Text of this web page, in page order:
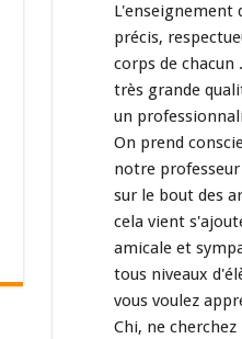
L'enseignement
précis,
corps de chacun
très grande
un
On prend
notre
sur le bout des
cela vient
amicale et
tous niveaux
vous voulez
Chi, ne cherchez